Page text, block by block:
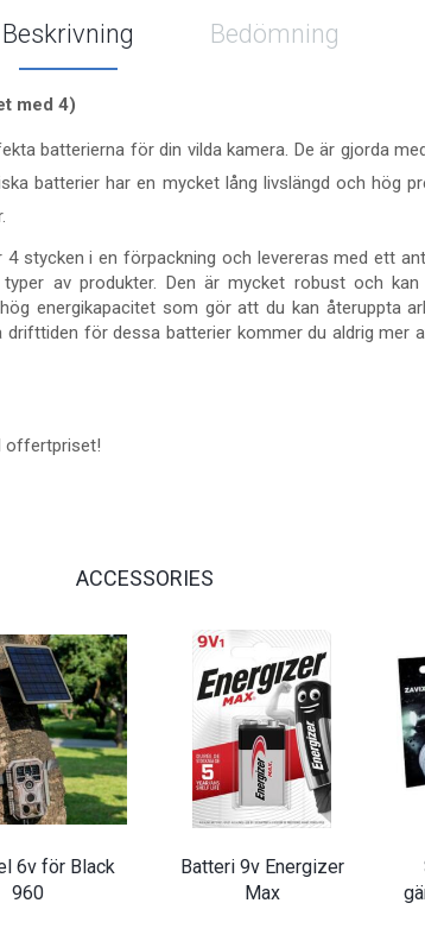
Beskrivning Bedömning
med 4)
batterierna för din vilda kamera. De är gjorda
batterier har en mycket lång livslängd och hög
4 stycken i en förpackning och levereras med ett
av produkter. Den är mycket robust och
energikapacitet som gör att du kan återuppta
för dessa batterier kommer du aldrig mer
offertpriset!
ACCESSORIES
6v för Black
960
Batteri 9v Energizer
Max